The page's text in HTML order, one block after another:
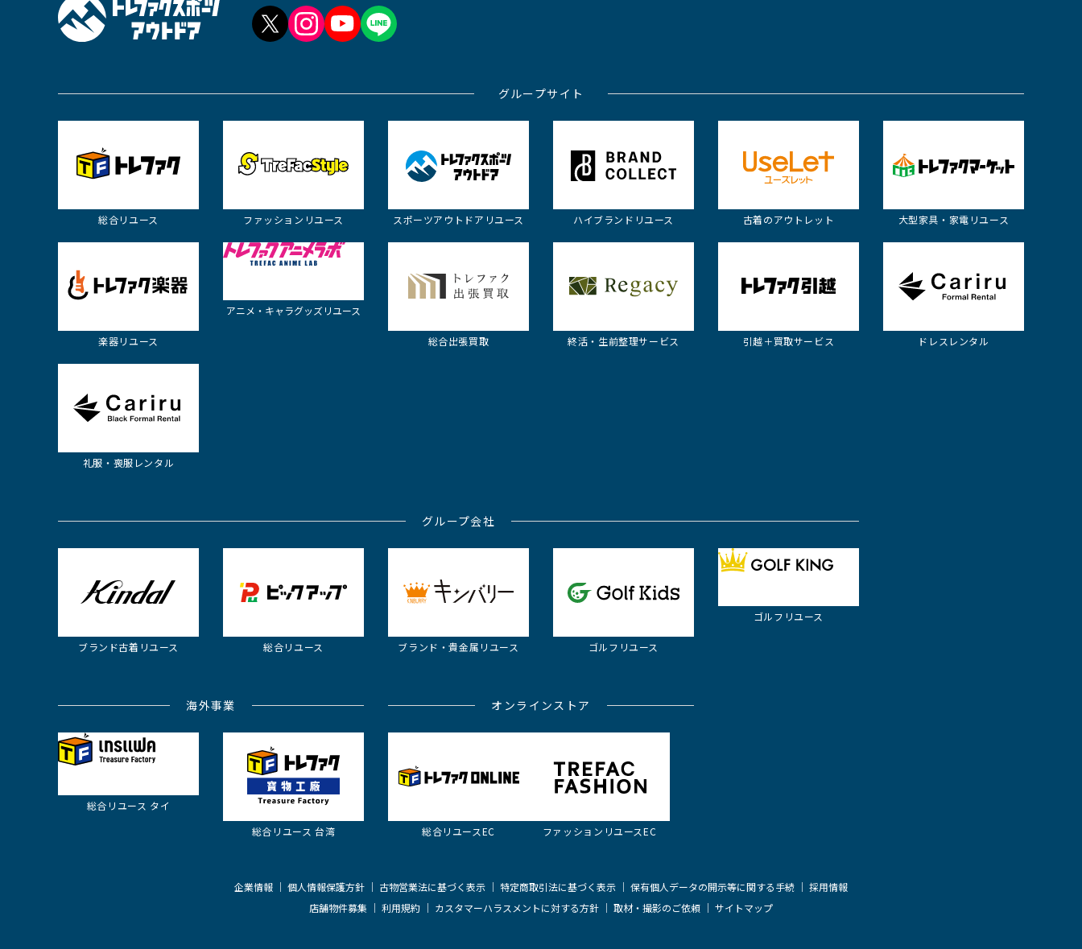
グループサイト
総合リユース ファッション リユース スポーツアウトドア リユース ハイブランド リユース 古着のアウトレット 大型家具・家電 リユース
楽器リユース
アニメ・キャラグッズリユース
総合出張買取 終活・生前整理サービス 引越＋買取サービス ドレスレンタル
礼服・喪服 レンタル
グループ会社
ブランド古着 リユース 総合リユース ブランド・貴金属 リユース ゴルフリユース
ゴルフリユース
海外事業
総合リユース タイ
総合リユース 台湾
オンラインストア
総合リユースEC ファッション リユースEC
企業情報 個人情報保護方針 古物営業法に基づく表示 特定商取引法に基づく表示 保有個人データの開示等に関する手続
採用情報
店舗物件募集
利用規約 カスタマーハラスメントに対する方針 取材・撮影のご依頼 サイトマップ